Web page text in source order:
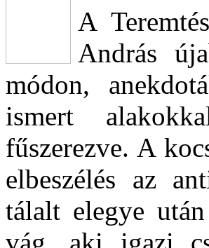
A
András
módon,
ismert
fűszerezve. A
elbeszélés az
tálalt elegye